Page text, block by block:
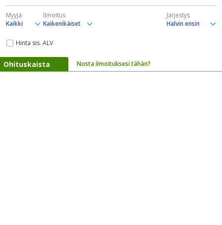
Myyjä Ilmoitus Järjestys
Hinta sis. ALV
Ohituskaista Nosta ilmoituksesi tähän?